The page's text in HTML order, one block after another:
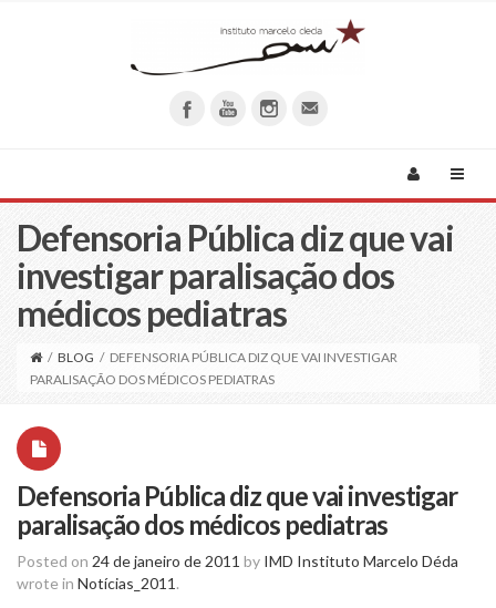
Defensoria Pública diz que vai
investigar paralisação dos
médicos pediatras
/ BLOG / DEFENSORIA PÚBLICA DIZ QUE VAI INVESTIGAR
PARALISAÇÃO DOS MÉDICOS PEDIATRAS
Defensoria Pública diz que vai investigar
paralisação dos médicos pediatras
Posted on 24 de janeiro de 2011 by IMD Instituto Marcelo Déda
wrote in Notícias_2011 .